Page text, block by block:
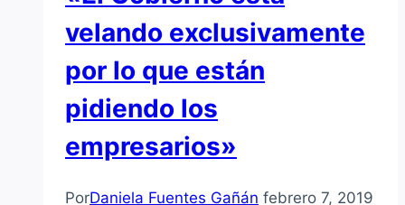
velando exclusivamente
por lo que están
pidiendo los
empresarios»
PorDaniela Fuentes Gañán febrero 7, 2019